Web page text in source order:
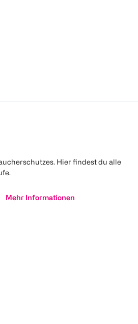
Hier findest du alle
Mehr Informationen